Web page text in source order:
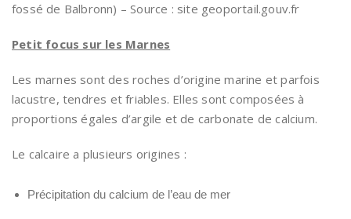
fossé de Balbronn) – Source : site geoportail.gouv.fr
Petit focus sur les Marnes
Les marnes sont des roches d’origine marine et parfois
lacustre, tendres et friables. Elles sont composées à
proportions égales d’argile et de carbonate de calcium.
Le calcaire a plusieurs origines :
Précipitation du calcium de l’eau de mer